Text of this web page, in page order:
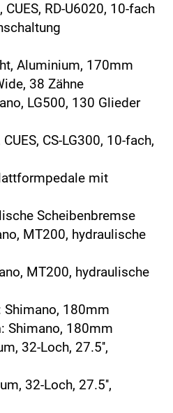
CUES, RD-U6020, 10-fach
Aluminium, 170mm
38 Zähne
LG500, 130 Glieder
CS-LG300, 10-fach,
mit
Scheibenbremse
MT200, hydraulische
MT200, hydraulische
Shimano, 180mm
: Shimano, 180mm
32-Loch, 27.5'',
32-Loch, 27.5'',